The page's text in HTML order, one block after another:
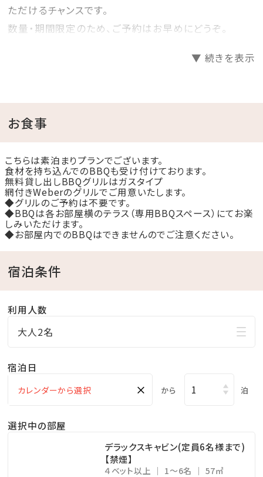
ただけるチャンスです。
数量・期間限定のため、ご予約はお早めにどうぞ。
ございません。
お子様のご予約も大人の人数に含めてご入力くださ
◆幼児のお子様は添い寝の場合、定員には含みません。
添い寝の幼児のお子様がいらっしゃる場合は、備考欄
に人数と内訳をご記入ください。
（例：幼児添い寝2名 など）
◆添い寝幼児は1室につき最大6名様までとさせていた
全16棟のドームテント＆キャビンで、透明度の高いエメ
絶景サンセットや満点の星空に包まれる、癒やしと贅沢
のアウトドア体験をお楽しみください。
◆おすすめポイント◆
①沖縄本島から橋で行ける手軽な離島リゾート
瀬底島は沖縄本土から車でアクセス可能なため、離島
▼ 続きを表示
お食事
こちらは素泊まりプランでございます。
食材を持ち込んでのBBQも受け付けております。
無料貸し出しBBQグリルはガスタイプ
網付きWeberのグリルでご用意いたします。
◆グリルのご予約は不要です。
◆BBQは各お部屋横のテラス（専用BBQスペース）にてお楽
しみいただけます。
◆お部屋内でのBBQはできませんのでご注意ください。
宿泊条件
利用人数
大人2名
宿泊日
× から 泊
選択中の部屋
デラックスキャビン(定員6名様まで)
【禁煙】
４ベット以上 1～6名 57㎡